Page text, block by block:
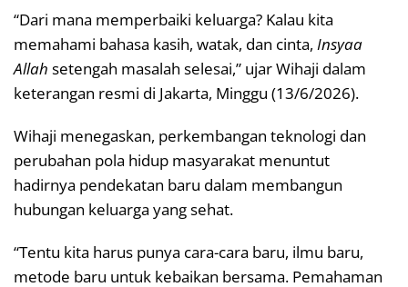
“Dari mana memperbaiki keluarga? Kalau kita
memahami bahasa kasih, watak, dan cinta, Insyaa
Allah setengah masalah selesai,” ujar Wihaji dalam
keterangan resmi di Jakarta, Minggu (13/6/2026).
Wihaji menegaskan, perkembangan teknologi dan
perubahan pola hidup masyarakat menuntut
hadirnya pendekatan baru dalam membangun
hubungan keluarga yang sehat.
“Tentu kita harus punya cara-cara baru, ilmu baru,
metode baru untuk kebaikan bersama. Pemahaman